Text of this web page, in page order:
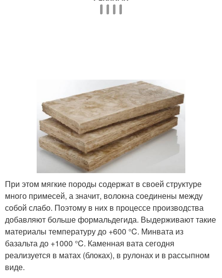
При этом мягкие породы содержат в своей структуре
много примесей, а значит, волокна соединены между
собой слабо. Поэтому в них в процессе производства
добавляют больше формальдегида. Выдерживают такие
материалы температуру до +600 °C. Минвата из
базальта до +1000 °C. Каменная вата сегодня
реализуется в матах (блоках), в рулонах и в рассыпном
виде.